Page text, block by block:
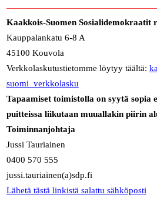
Kaakkois-Suomen Sosialidemokraatit
Kauppalankatu 6-8 A
45100 Kouvola
Verkkolaskutustietomme löytyy täältä:
suomi_verkkolasku
Tapaamiset toimistolla on syytä sopia
puitteissa liikutaan muuallakin piirin
Toiminnanjohtaja
Jussi Tauriainen
0400 570 555
jussi.tauriainen(a)sdp.fi
Lähetä tästä linkistä salattu sähköposti